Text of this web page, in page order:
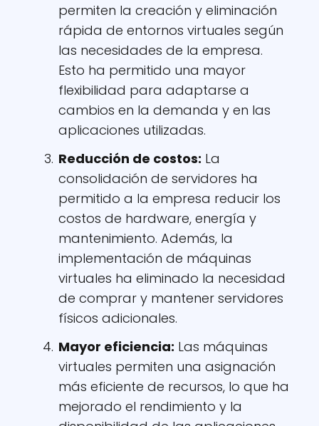
permiten la creación y eliminación
rápida de entornos virtuales según
las necesidades de la empresa.
Esto ha permitido una mayor
flexibilidad para adaptarse a
cambios en la demanda y en las
aplicaciones utilizadas.
Reducción de costos: La
consolidación de servidores ha
permitido a la empresa reducir los
costos de hardware, energía y
mantenimiento. Además, la
implementación de máquinas
virtuales ha eliminado la necesidad
de comprar y mantener servidores
físicos adicionales.
Mayor eficiencia: Las máquinas
virtuales permiten una asignación
más eficiente de recursos, lo que ha
mejorado el rendimiento y la